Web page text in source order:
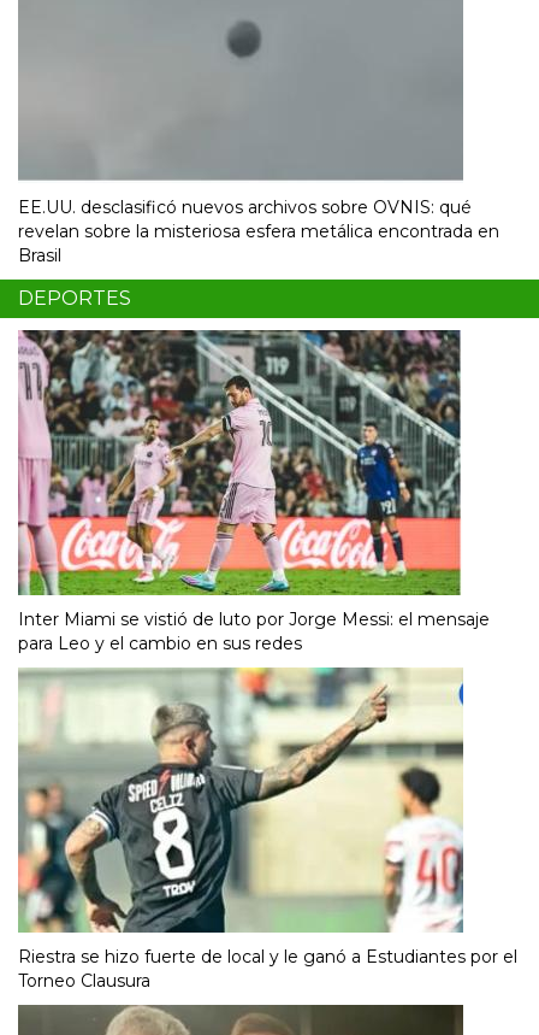
EE.UU. desclasificó nuevos archivos sobre OVNIS: qué
revelan sobre la misteriosa esfera metálica encontrada en
Brasil
DEPORTES
Inter Miami se vistió de luto por Jorge Messi: el mensaje
para Leo y el cambio en sus redes
Riestra se hizo fuerte de local y le ganó a Estudiantes por el
Torneo Clausura